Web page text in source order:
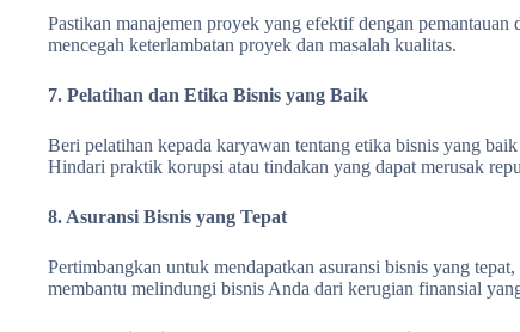
Pastikan manajemen proyek yang efektif dengan
mencegah keterlambatan proyek dan masalah kualitas.
7. Pelatihan dan Etika Bisnis yang Baik
Beri pelatihan kepada karyawan tentang etika bisnis yang
Hindari praktik korupsi atau tindakan yang dapat merusak
8. Asuransi Bisnis yang Tepat
Pertimbangkan untuk mendapatkan asuransi bisnis yang
membantu melindungi bisnis Anda dari kerugian finansial